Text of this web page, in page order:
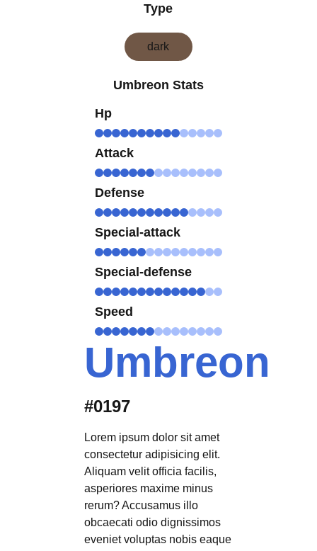
Type
dark
Umbreon Stats
Hp
Attack
Defense
Special-attack
Special-defense
Speed
Umbreon
#0197
Lorem ipsum dolor sit amet
consectetur adipisicing elit.
Aliquam velit officia facilis,
asperiores maxime minus
rerum? Accusamus illo
obcaecati odio dignissimos
eveniet voluptas nobis eaque